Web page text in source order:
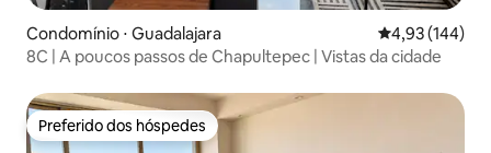
Condomínio ⋅ Guadalajara 4,93 de uma
4,93 (144)
8C | A poucos passos de Chapultepec | Vistas da cidade
Preferido dos hóspedes
Preferido dos hóspedes